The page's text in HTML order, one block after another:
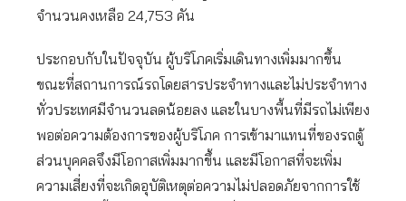
จำนวนคงเหลือ 24,753 คัน
ประกอบกับในปัจจุบัน ผู้บริโภคเริ่มเดินทางเพิ่มมากขึ้น
ขณะที่สถานการณ์รถโดยสารประจำทางและไม่ประจำทาง
ทั่วประเทศมีจำนวนลดน้อยลง และในบางพื้นที่มีรถไม่เพียง
พอต่อความต้องการของผู้บริโภค การเข้ามาแทนที่ของรถตู้
ส่วนบุคคลจึงมีโอกาสเพิ่มมากขึ้น และมีโอกาสที่จะเพิ่ม
ความเสี่ยงที่จะเกิดอุบัติเหตุต่อความไม่ปลอดภัยจากการใช้